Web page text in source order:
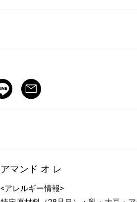
アマンド オ レ
<アレルギー情報>